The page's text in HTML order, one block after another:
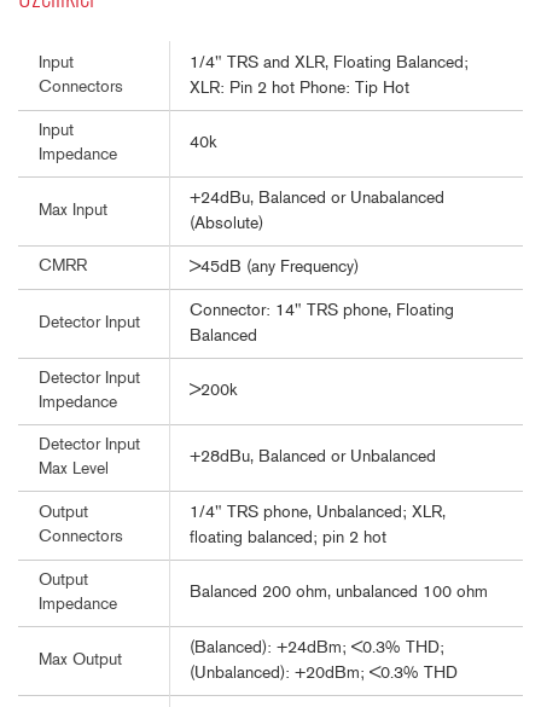
Input
Connectors
1/4" TRS and XLR, Floating Balanced;
XLR: Pin 2 hot Phone: Tip Hot
Input
Impedance
40k
Max Input
+24dBu, Balanced or Unabalanced
(Absolute)
CMRR >45dB (any Frequency)
Detector Input
Connector: 14" TRS phone, Floating
Balanced
Detector Input
Impedance
>200k
Detector Input
Max Level
+28dBu, Balanced or Unbalanced
Output
Connectors
1/4" TRS phone, Unbalanced; XLR,
floating balanced; pin 2 hot
Output
Impedance
Balanced 200 ohm, unbalanced 100 ohm
Max Output
(Balanced): +24dBm; <0.3% THD;
(Unbalanced): +20dBm; <0.3% THD